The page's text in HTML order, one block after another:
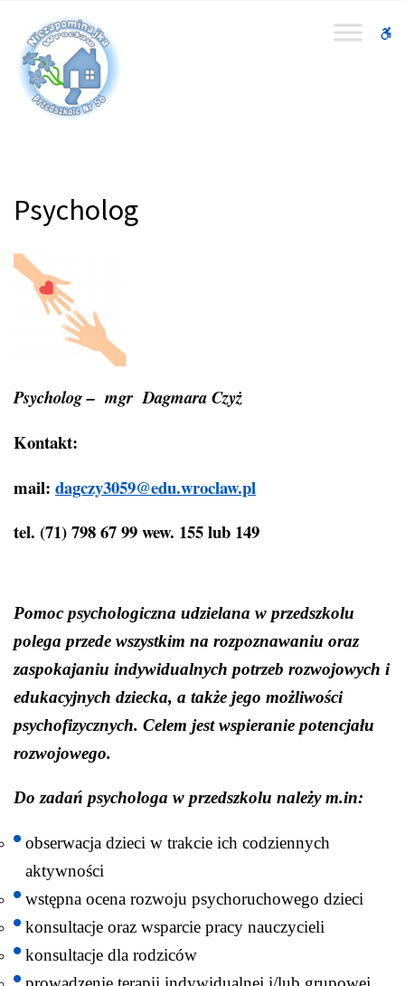
Psycholog
Psycholog
Psycholog – mgr Dagmara Czyż
Kontakt:
mail: dagczy3059@edu.wroclaw.pl
tel. (71) 798 67 99 wew. 155 lub 149
Pomoc psychologiczna udzielana w przedszkolu
polega przede wszystkim na rozpoznawaniu oraz
zaspokajaniu indywidualnych potrzeb rozwojowych i
edukacyjnych dziecka, a także jego możliwości
psychofizycznych. Celem jest wspieranie potencjału
rozwojowego.
Do zadań psychologa w przedszkolu należy m.in:
obserwacja dzieci w trakcie ich codziennych
aktywności
wstępna ocena rozwoju psychoruchowego dzieci
konsultacje oraz wsparcie pracy nauczycieli
konsultacje dla rodziców